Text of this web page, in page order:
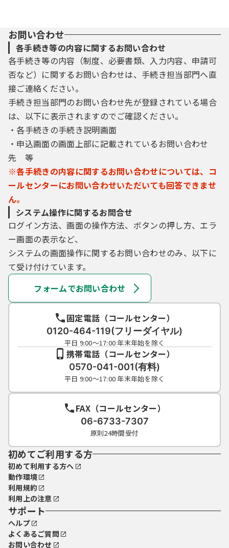
お問い合わせ
各手続き等の内容に関するお問い合わせ
各手続き等の内容（制度、必要書類、入力内容、申請可
否など）に関するお問い合わせは、手続き担当部門へ直
接ご連絡ください。
手続き担当部門のお問い合わせ先が登録されている場合
は、以下に表示されますのでご確認ください。
・各手続きの手続き説明画面
・申込画面の画面上部に記載されているお問い合わせ
先 等
※各手続きの内容に関するお問い合わせについては、コ
ールセンターにお問い合わせいただいても回答できませ
ん。
システム操作に関するお問合せ
ログイン方法、画面の操作方法、ボタンの押し方、エラ
ー画面の表示など、
システムの画面操作に関するお問い合わせのみ、以下に
て受け付けています。
フォームでお問い合わせ
固定電話（コールセンター）
0120-464-119(フリーダイヤル)
平日 9:00～17:00 年末年始を除く
携帯電話（コールセンター）
0570-041-001(有料)
平日 9:00～17:00 年末年始を除く
FAX（コールセンター）
06-6733-7307
原則24時間受付
初めてご利用する方
初めて利用する方へ
動作環境
利用規約
利用上の注意
サポート
ヘルプ
よくあるご質問
お問い合わせ